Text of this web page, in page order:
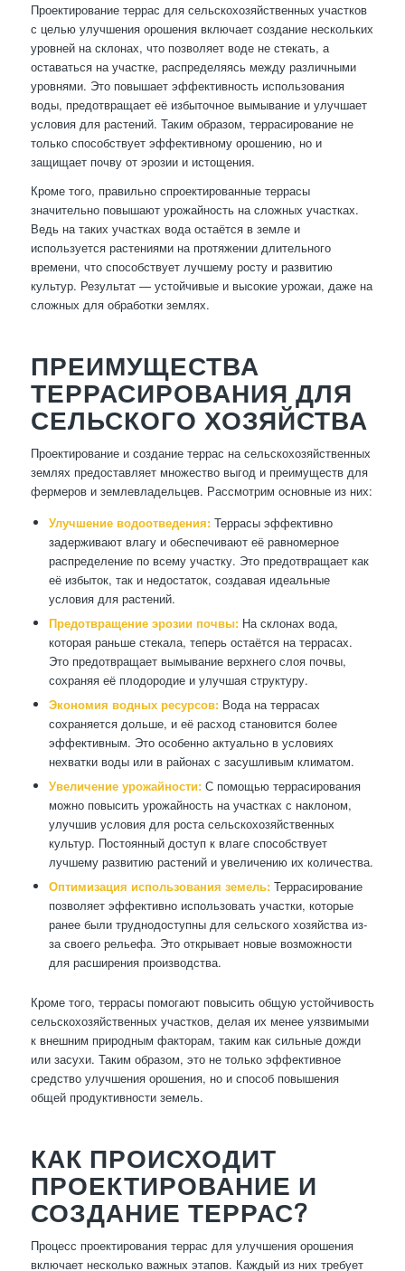
Проектирование террас для сельскохозяйственных участков
с целью улучшения орошения включает создание нескольких
уровней на склонах, что позволяет воде не стекать, а
оставаться на участке, распределяясь между различными
уровнями. Это повышает эффективность использования
воды, предотвращает её избыточное вымывание и улучшает
условия для растений. Таким образом, террасирование не
только способствует эффективному орошению, но и
защищает почву от эрозии и истощения.
Кроме того, правильно спроектированные террасы
значительно повышают урожайность на сложных участках.
Ведь на таких участках вода остаётся в земле и
используется растениями на протяжении длительного
времени, что способствует лучшему росту и развитию
культур. Результат — устойчивые и высокие урожаи, даже на
сложных для обработки землях.
ПРЕИМУЩЕСТВА
ТЕРРАСИРОВАНИЯ ДЛЯ
СЕЛЬСКОГО ХОЗЯЙСТВА
Проектирование и создание террас на сельскохозяйственных
землях предоставляет множество выгод и преимуществ для
фермеров и землевладельцев. Рассмотрим основные из них:
Улучшение водоотведения:Террасы эффективно
задерживают влагу и обеспечивают её равномерное
распределение по всему участку. Это предотвращает как
её избыток, так и недостаток, создавая идеальные
условия для растений.
Предотвращение эрозии почвы:На склонах вода,
которая раньше стекала, теперь остаётся на террасах.
Это предотвращает вымывание верхнего слоя почвы,
сохраняя её плодородие и улучшая структуру.
Экономия водных ресурсов:Вода на террасах
сохраняется дольше, и её расход становится более
эффективным. Это особенно актуально в условиях
нехватки воды или в районах с засушливым климатом.
Увеличение урожайности:С помощью террасирования
можно повысить урожайность на участках с наклоном,
улучшив условия для роста сельскохозяйственных
культур. Постоянный доступ к влаге способствует
лучшему развитию растений и увеличению их количества.
Оптимизация использования земель:Террасирование
позволяет эффективно использовать участки, которые
ранее были труднодоступны для сельского хозяйства из-
за своего рельефа. Это открывает новые возможности
для расширения производства.
Кроме того, террасы помогают повысить общую устойчивость
сельскохозяйственных участков, делая их менее уязвимыми
к внешним природным факторам, таким как сильные дожди
или засухи. Таким образом, это не только эффективное
средство улучшения орошения, но и способ повышения
общей продуктивности земель.
КАК ПРОИСХОДИТ
ПРОЕКТИРОВАНИЕ И
СОЗДАНИЕ ТЕРРАС?
Процесс проектирования террас для улучшения орошения
включает несколько важных этапов. Каждый из них требует